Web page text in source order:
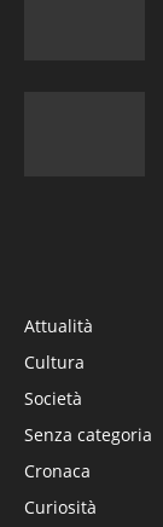
Attualità
Cultura
Società
Senza categoria
Cronaca
Curiosità